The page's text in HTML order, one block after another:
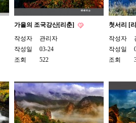
가을의 조국강산[리춘]
작성자
관리자
작성일
03-24
조회
522
첫서리 [
작성자
작성일
조회